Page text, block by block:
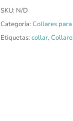
SKU: N/D
Categoría: Collares
Etiquetas: collar,